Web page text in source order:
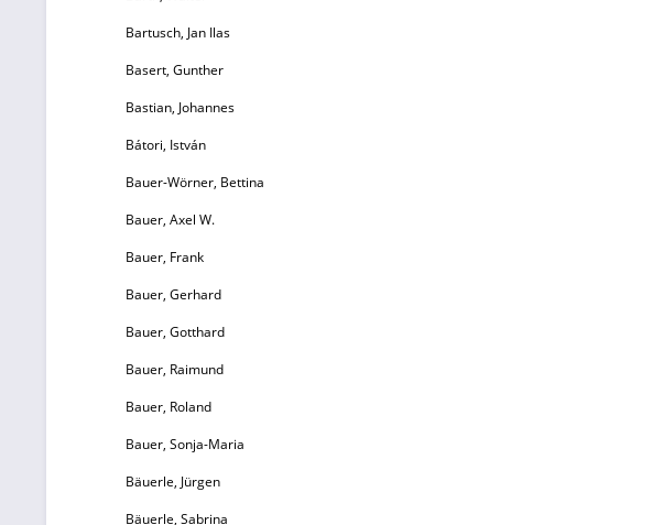
Bartusch, Jan Ilas
Basert, Gunther
Bastian, Johannes
Bátori, István
Bauer-Wörner, Bettina
Bauer, Axel W.
Bauer, Frank
Bauer, Gerhard
Bauer, Gotthard
Bauer, Raimund
Bauer, Roland
Bauer, Sonja-Maria
Bäuerle, Jürgen
Bäuerle, Sabrina